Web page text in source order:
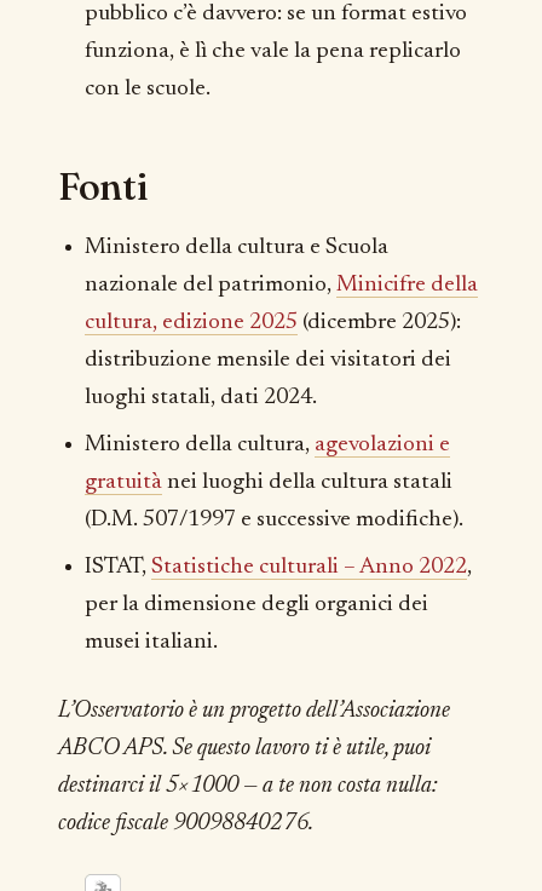
pubblico c’è davvero: se un format estivo
funziona, è lì che vale la pena replicarlo
con le scuole.
Fonti
Ministero della cultura e Scuola
nazionale del patrimonio, Minicifre della
cultura, edizione 2025 (dicembre 2025):
distribuzione mensile dei visitatori dei
luoghi statali, dati 2024.
Ministero della cultura, agevolazioni e
gratuità nei luoghi della cultura statali
(D.M. 507/1997 e successive modifiche).
ISTAT, Statistiche culturali – Anno 2022,
per la dimensione degli organici dei
musei italiani.
L’Osservatorio è un progetto dell’Associazione
ABCO APS. Se questo lavoro ti è utile, puoi
destinarci il 5×1000 — a te non costa nulla:
codice fiscale 90098840276.